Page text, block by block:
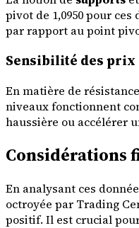
pivot de 1,0950 pour
par rapport au point
Sensibilité des
En matière de
niveaux fonctionnent
haussière ou accélérer
Considérations
En analysant ces
octroyée par Trading
positif. Il est crucial